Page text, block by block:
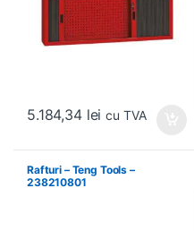
5.184,34 lei cu TVA
Rafturi – Teng Tools –
238210801